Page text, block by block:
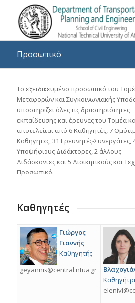
Προσωπικό
Το εξειδικευμένο προσωπικό του
Μεταφορών και Συγκοινωνιακής
υποστηρίζει όλες τις δραστηριότητες
εκπαίδευσης και έρευναςτου Τομέα
αποτελείται από 6 Καθηγητές,7
Καθηγητές, 31 Ερευνητές-Συνεργάτες,
Υποψήφιους Διδάκτορες,2 άλλους
Διδάσκοντες και 5 Διοικητικούς και
Προσωπικό.
Καθηγητές
Γιώργος
Γιαννής
Kαθηγητής
geyannis@central.ntua.gr